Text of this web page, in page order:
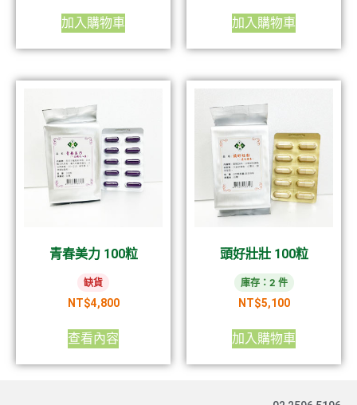
加入購物車 加入購物車
青春美力 100粒
缺貨
NT$4,800
查看內容
頭好壯壯 100粒
庫存：2 件
NT$5,100
加入購物車